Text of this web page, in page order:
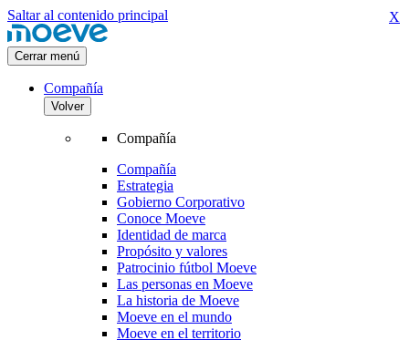
Saltar al contenido principal
Cerrar menú
Compañía
Volver
Compañía
Compañía
Estrategia
Gobierno Corporativo
Conoce Moeve
Identidad de marca
Propósito y valores
Patrocinio fútbol Moeve
Las personas en Moeve
La historia de Moeve
Moeve en el mundo
Moeve en el territorio
X